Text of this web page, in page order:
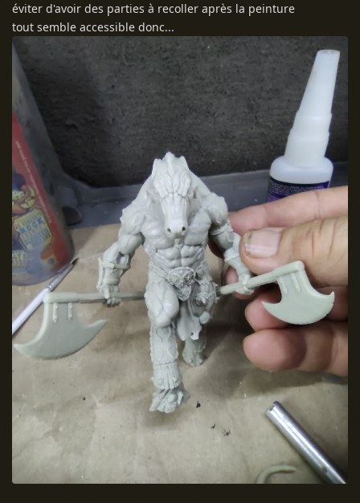
éviter d'avoir des parties à recoller après la peinture
tout semble accessible donc...